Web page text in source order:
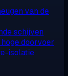
van de
schijven
doorvoer
isolatie